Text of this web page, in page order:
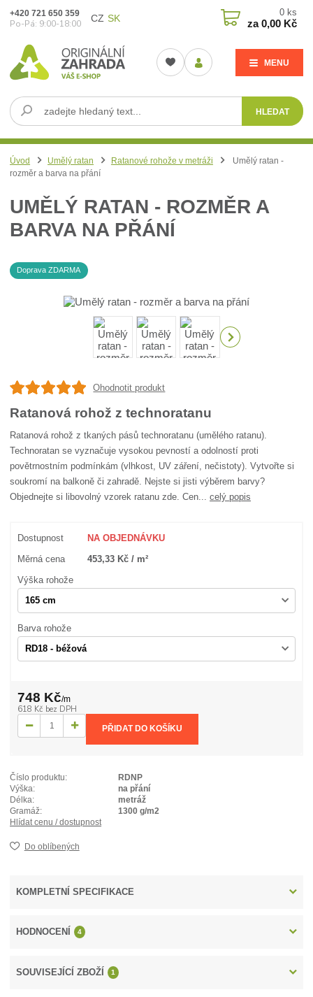
CZ SK
MENU
HLEDAT
+420 721 650 359
Po-Pá: 9:00-18:00
0 ks
za0,00 Kč
Úvod Umělý ratan Ratanové rohože v metráži
Umělý ratan -
rozměr a barva na přání
UMĚLÝ RATAN - ROZMĚR A
BARVA NA PŘÁNÍ
Doprava ZDARMA
Ohodnotit produkt
Ratanová rohož z technoratanu
Ratanová rohož z tkaných pásů technoratanu (umělého ratanu).
Technoratan se vyznačuje vysokou pevností a odolností proti
povětrnostním podmínkám (vlhkost, UV záření, nečistoty). Vytvořte si
soukromí na balkoně či zahradě. Nejste si jisti výběrem barvy?
Objednejte si libovolný vzorek ratanu zde. Cen...celý popis
Dostupnost NA OBJEDNÁVKU
Měrná cena 453,33 Kč / m²
Výška rohože
Barva rohože
748 Kč/m
618 Kč bez DPH
PŘIDAT DO KOŠÍKU
Číslo produktu:
RDNP
Výška:
na přání
Délka:
metráž
Gramáž:
1300 g/m2
Hlídat cenu / dostupnost
Do oblíbených
KOMPLETNÍ SPECIFIKACE
HODNOCENÍ 4
SOUVISEJÍCÍ ZBOŽÍ 1